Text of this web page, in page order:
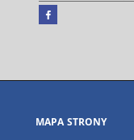
Facebook
się
karcie
MAPA STRONY